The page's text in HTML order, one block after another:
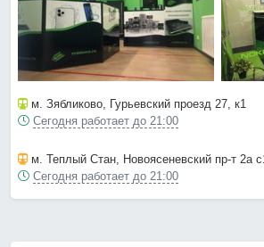
м. Зябликово, Гурьевский проезд 27, к1
Сегодня работает до 21:00
м. Теплый Стан, Новоясеневский пр-т 2а
Сегодня работает до 21:00